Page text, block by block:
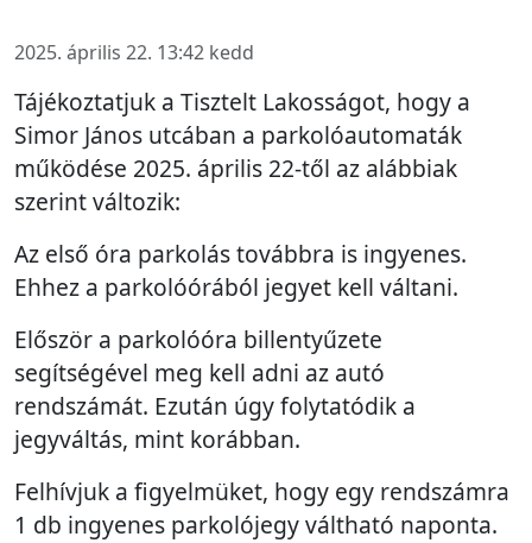
2025. április 22. 13:42 kedd
Tájékoztatjuk a Tisztelt Lakosságot, hogy a
Simor János utcában a parkolóautomaták
működése 2025. április 22-től az alábbiak
szerint változik:
Az első óra parkolás továbbra is ingyenes.
Ehhez a parkolóórából jegyet kell váltani.
Először a parkolóóra billentyűzete
segítségével meg kell adni az autó
rendszámát. Ezután úgy folytatódik a
jegyváltás, mint korábban.
Felhívjuk a figyelmüket, hogy egy rendszámra
1 db ingyenes parkolójegy váltható naponta.